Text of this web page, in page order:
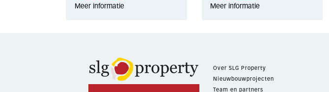
Meer informatie
Meer informatie
Over SLG Property
Nieuwbouwprojecten
Team en partners